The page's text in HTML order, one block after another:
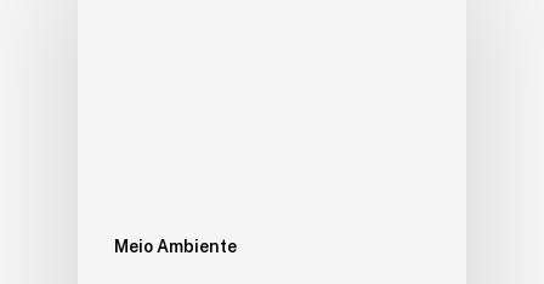
Meio Ambiente